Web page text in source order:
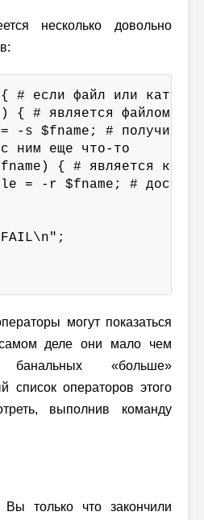
несколько довольно
если файл или каталог
{ # является файлом
-s $fname; # получить
ним еще что-то
{ # является
= -r $fname; #
могут показаться
деле они мало чем
«больше»
операторов этого
выполнив команду
только что закончили